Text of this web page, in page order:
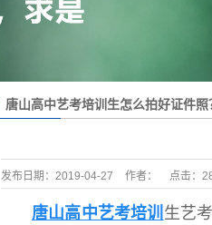
唐山高中艺考培训生怎么拍好证件照
发布日期： 2019-04-27 作者： 点击：
唐山高中艺考培训 生艺